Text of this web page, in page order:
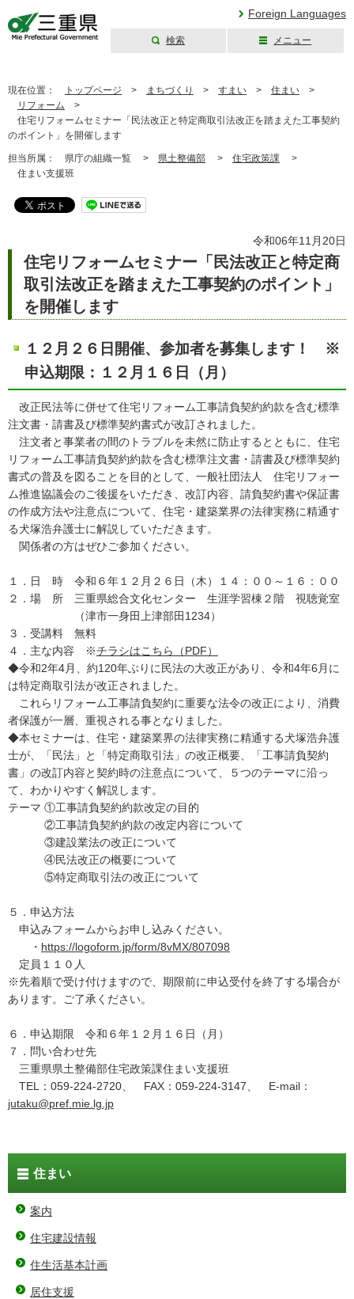
Foreign Languages
検索 メニュー
現在位置： トップページ > まちづくり > すまい > 住まい >
リフォーム >
住宅リフォームセミナー「民法改正と特定商取引法改正を踏まえた工事契約
のポイント」を開催します
担当所属： 県庁の組織一覧 > 県土整備部 > 住宅政策課 >
住まい支援班
令和06年11月20日
住宅リフォームセミナー「民法改正と特定商
取引法改正を踏まえた工事契約のポイント」
を開催します
１２月２６日開催、参加者を募集します！ ※
申込期限：１２月１６日（月）
改正民法等に併せて住宅リフォーム工事請負契約約款を含む標準
注文書・請書及び標準契約書式が改訂されました。
注文者と事業者の間のトラブルを未然に防止するとともに、住宅
リフォーム工事請負契約約款を含む標準注文書・請書及び標準契約
書式の普及を図ることを目的として、一般社団法人 住宅リフォー
ム推進協議会のご後援をいただき、改訂内容、請負契約書や保証書
の作成方法や注意点について、住宅・建築業界の法律実務に精通す
る犬塚浩弁護士に解説していただきます。
関係者の方はぜひご参加ください。
１．日 時 令和６年１２月２６日（木）１４：００～１６：００
２．場 所 三重県総合文化センター 生涯学習棟２階 視聴覚室
（津市一身田上津部田1234）
３．受講料 無料
４．主な内容 ※チラシはこちら（PDF）
◆令和2年4月、約120年ぶりに民法の大改正があり、令和4年6月に
は特定商取引法が改正されました。
これらリフォーム工事請負契約に重要な法令の改正により、消費
者保護が一層、重視される事となりました。
◆本セミナーは、住宅・建築業界の法律実務に精通する犬塚浩弁護
士が、「民法」と「特定商取引法」の改正概要、「工事請負契約
書」の改訂内容と契約時の注意点について、５つのテーマに沿っ
て、わかりやすく解説します。
テーマ ①工事請負契約約款改定の目的
②工事請負契約約款の改定内容について
③建設業法の改正について
④民法改正の概要について
⑤特定商取引法の改正について
５．申込方法
申込みフォームからお申し込みください。
・ https://logoform.jp/form/8vMX/807098
定員１１０人
※先着順で受け付けますので、期限前に申込受付を終了する場合が
あります。ご了承ください。
６．申込期限 令和６年１２月１６日（月）
７．問い合わせ先
三重県県土整備部住宅政策課住まい支援班
TEL：059-224-2720、 FAX：059-224-3147、 E-mail：
jutaku@pref.mie.lg.jp
住まい
案内
住宅建設情報
住生活基本計画
居住支援